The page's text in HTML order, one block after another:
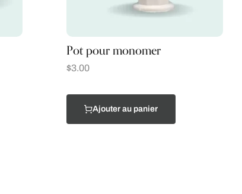
Pot pour monomer
$3.00
Ajouter au panier